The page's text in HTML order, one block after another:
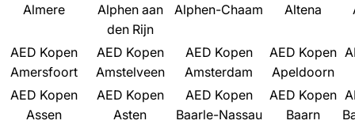
Almere
Alphen aan
den Rijn
Alphen-Chaam
Altena
AED Kopen
Amersfoort
AED Kopen
Amstelveen
AED Kopen
Amsterdam
AED Kopen
Apeldoorn
AED Kopen
Assen
AED Kopen
Asten
AED Kopen
Baarle-Nassau
AED Kopen
Baarn